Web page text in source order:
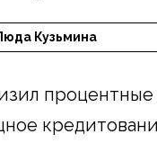
Кузьмина